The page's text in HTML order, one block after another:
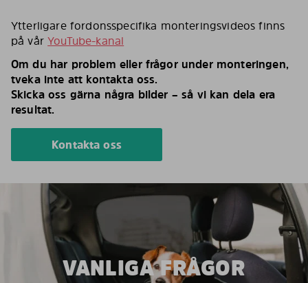
Ytterligare fordonsspecifika monteringsvideos finns
på vårYouTube-kanal
Om du har problem eller frågor under monteringen,
tveka inte att kontakta oss.
Skicka oss gärna några bilder – så vi kan dela era
resultat.
Kontakta oss
VANLIGA FRÅGOR